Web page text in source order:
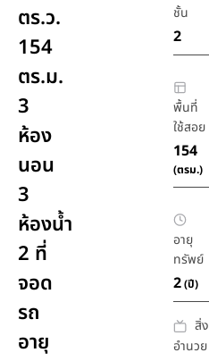
ตร.ว.
154
ตร.ม.
3
ห้อง
นอน
3
ห้องน้ำ
2 ที่
จอด
รถ
อายุ
ชั้น
2
พื้นที่
ใช้สอย
154
(ตรม.)
อายุ
ทรัพย์
2(ปี)
สิ่ง
อำนวย